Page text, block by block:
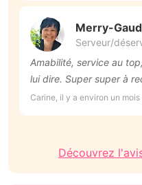
Merry-Gaud
Serveur/
Amabilité, service au
lui dire. Super super à
Carine, il y a environ un mois
Découvrez